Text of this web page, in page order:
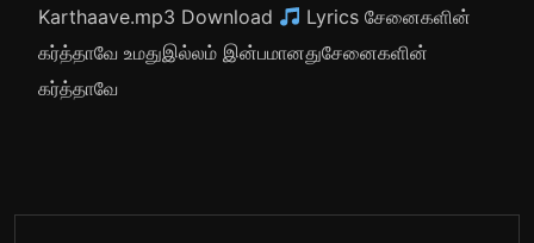
Karthaave.mp3 Download
Lyrics சேனைகளின்
கர்த்தாவே உமதுஇல்லம் இன்பமானதுசேனைகளின்
கர்த்தாவே